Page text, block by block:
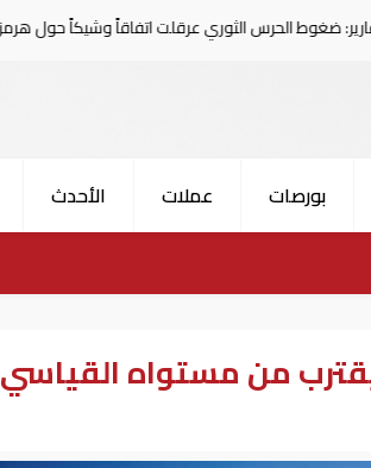
عرقلت اتفاقاً وشيكاً حول هرمز
بورصات عملات الأحدث
من مستواه القياسي